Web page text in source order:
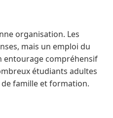
organisation. Les
mais un emploi du
entourage compréhensif
étudiants adultes
famille et formation.